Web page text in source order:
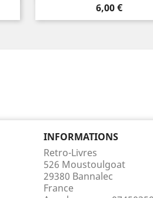
Prix
6,00 €
INFORMATIONS
Retro-Livres
526 Moustoulgoat
29380 Bannalec
France